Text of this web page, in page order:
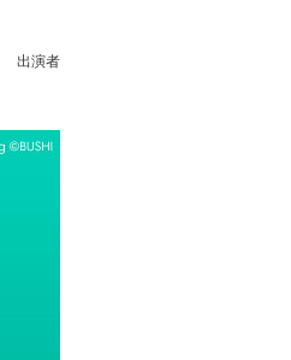
出演者